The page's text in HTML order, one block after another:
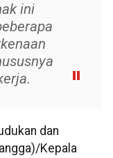
ini
dan
Kepala